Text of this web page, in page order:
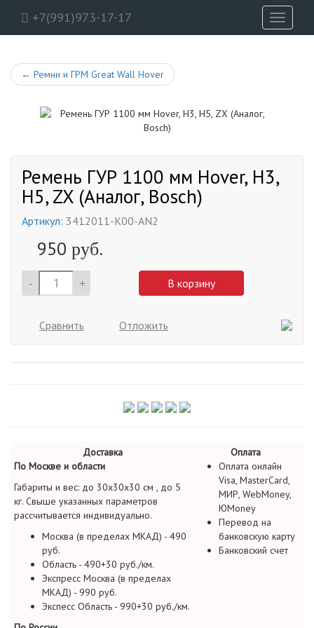
+7(991)973-17-17
Toggle
← Ремни и ГРМ Great Wall Hover
Ремень ГУР 1100 мм Hover, H3,
H5, ZX (Аналог, Bosch)
Артикул: 3412011-K00-AN2
950 руб.
- + В корзину
Сравнить Отложить
Доставка
Оплата
По Москве и области
Габариты и вес: до 30х30х30 см , до 5
кг. Свыше указанных параметров
рассчитывается индивидуально.
Москва (в пределах МКАД) - 490
руб.
Область - 490+30 руб./км.
Экспресс Москва (в пределах
МКАД) - 990 руб.
Экспесс Область - 990+30 руб./км.
Оплата онлайн
Visa, MasterCard,
МИР, WebMoney,
ЮMoney
Перевод на
банковскую карту
Банковский счет